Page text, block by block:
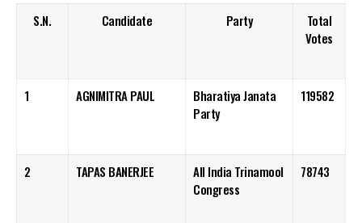
S.N. Candidate Party
Total
Votes
1 AGNIMITRA PAUL
Bharatiya Janata
Party
119582
2 TAPAS BANERJEE
All India Trinamool
Congress
78743